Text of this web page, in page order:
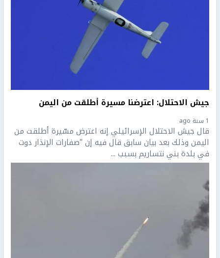
جيش الاحتلال: اعترضنا مسيرة أطلقت من اليمن
1 سنة ago
قال جيش الاحتلال الإسرائيلي إنه اعترض مسّيرة أطلقت من
اليمن وذلك بعد بيان سابق قال فيه إن "صفارات الإنذار دوت
في بلدة بني نتساريم بسبب ...